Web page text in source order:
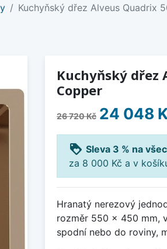
Kuchyňský dřez Alveus Quadrix
Kuchyňský dřez
Copper
26 720 Kč 24 048
loyalty Sleva 3 % na
za 8 000 Kč a v
Hranatý nerezový
rozměr 550 x 450 mm,
spodní nebo do roviny,